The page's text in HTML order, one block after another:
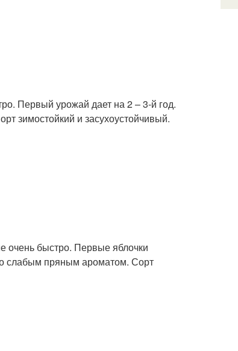
Первый урожай дает на 2 – 3-й год.
зимостойкий и засухоустойчивый.
очень быстро. Первые яблочки
слабым пряным ароматом. Сорт